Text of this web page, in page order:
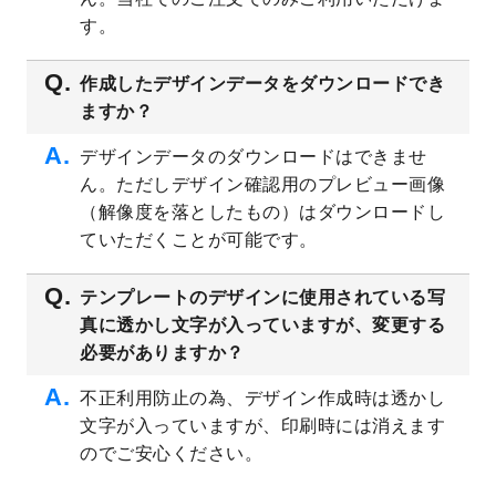
追加しました。
2023/4/20
2023/4/18
セミナー・講演会のチラシデザインテンプ
レートを追加しました。
2023/4/18
スポーツジム・フィットネスクラブのチラ
シデザインテンプレート
2023/3/16
シール・ラベルのデザインテンプレートを
公開いたしました。
2023/3/13
封筒（長3、洋長3、角2）のデザインテンプ
レートを追加しました。
2023/3/13
クリアファイルのデザインテンプレート
追加しました。
2023/3/2
パワーポイント版テンプレートをダウンロ
す。
作成したデザインデータをダウンロードでき
ますか？
デザインデータのダウンロードはできませ
ん。ただしデザイン確認用のプレビュー画像
（解像度を落としたもの）はダウンロードし
ていただくことが可能です。
テンプレートのデザインに使用されている写
真に透かし文字が入っていますが、変更する
必要がありますか？
不正利用防止の為、デザイン作成時は透かし
文字が入っていますが、印刷時には消えます
のでご安心ください。